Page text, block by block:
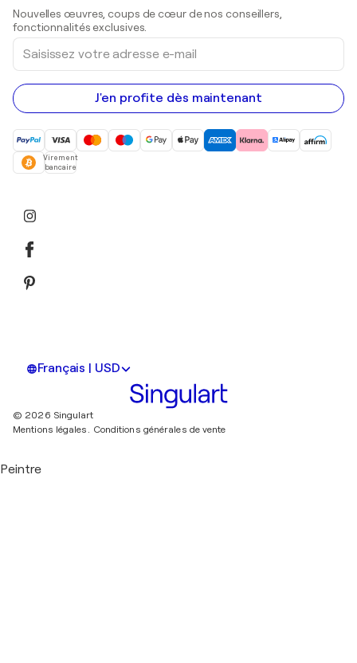
Peintures acryliques
Nouvelles œuvres, coups de cœur de nos conseillers,
fonctionnalités exclusives.
Saisissez
votre
adresse
e-
mail
J'en profite dès maintenant
Virement
bancaire
Français | USD
© 2026 Singulart
Mentions légales. Conditions générales de vente
Peintre